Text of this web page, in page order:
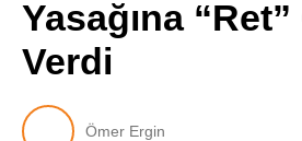
Yasağına
Verdi
Ömer Ergin